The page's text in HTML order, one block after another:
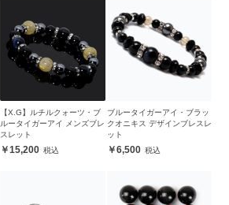
【X.G】ルチルクォーツ・ブ
ルータイガーアイ メンズブレ
スレット
15,200
ブルータイガーアイ・ブラッ
クオニキス デザインブレスレ
ット
6,500